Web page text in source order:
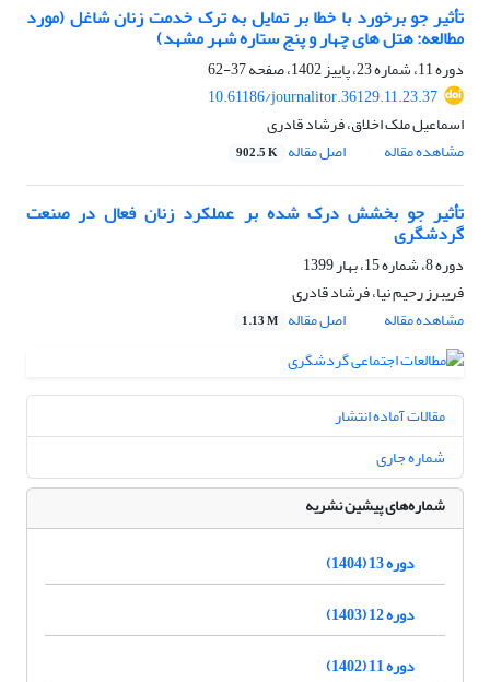
تأثیر جو برخورد با خطا بر تمایل به ترک خدمت زنان شاغل (مورد
مطالعه: هتل های چهار و پنج ستاره شهر مشهد)
دوره 11، شماره 23، پاییز 1402، صفحه
37-62
10.61186/journalitor.36129.11.23.37
اسماعیل ملک اخلاق، فرشاد قادری
مشاهده مقاله
اصل مقاله 902.5 K
تأثیر جو بخشش درک شده بر عملکرد زنان فعال در صنعت
گردشگری
دوره 8، شماره 15، بهار 1399
فریبرز رحیم نیا، فرشاد قادری
مشاهده مقاله
اصل مقاله 1.13 M
مقالات آماده انتشار
شماره جاری
شماره‌های پیشین نشریه
دوره 13 (1404)
دوره 12 (1403)
دوره 11 (1402)